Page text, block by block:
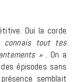
Oui la corde
connais tout tes
» . On a
épisodes sans
semblait